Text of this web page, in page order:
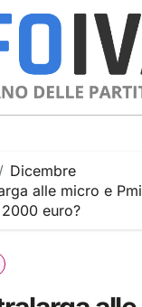
Dicembre
alle micro e
euro?